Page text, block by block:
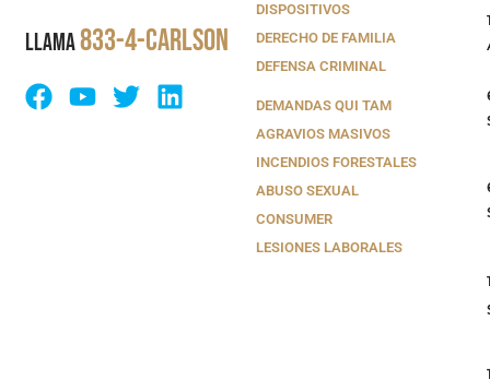
LLAMA833-4-CARLSON
DISPOSITIVOS
DERECHO DE FAMILIA
DEFENSA CRIMINAL
DEMANDAS QUI TAM
AGRAVIOS MASIVOS
INCENDIOS FORESTALES
ABUSO SEXUAL
CONSUMER
LESIONES LABORALES